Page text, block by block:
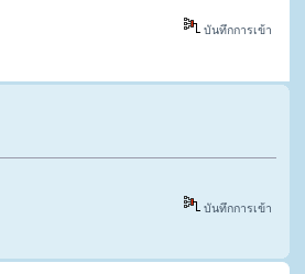
บันทึกการเข้า
บันทึกการเข้า